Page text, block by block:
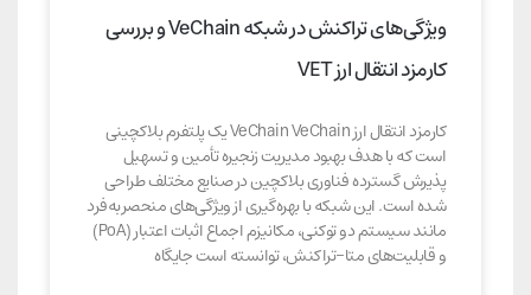
ویژگی‌های تراکنش در شبکه VeChain و بررسی
کارمزد انتقال ارز VET
کارمزد انتقال ارز VeChain VeChain یک پلتفرم بلاکچینی
است که با هدف بهبود مدیریت زنجیره تأمین و تسهیل
پذیرش گسترده فناوری بلاکچین در صنایع مختلف طراحی
شده است. این شبکه با بهره‌گیری از ویژگی‌های منحصربه‌فرد
مانند سیستم دو توکنی، مکانیزم اجماع اثبات اعتبار (PoA)
و قابلیت‌های متا-تراکنش، توانسته است جایگاه